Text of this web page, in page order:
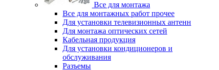
Все для монтажа
Все для монтажных работ прочее
Для установки телевизионных антенн
Для монтажа оптических сетей
Кабельная продукция
Для установки кондиционеров и
обслуживания
Разъемы